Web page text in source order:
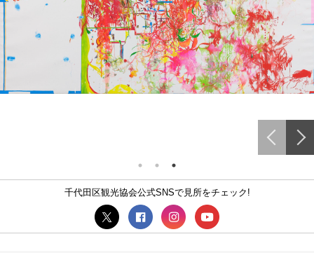
千代田区観光協会公式SNSで見所をチェック!